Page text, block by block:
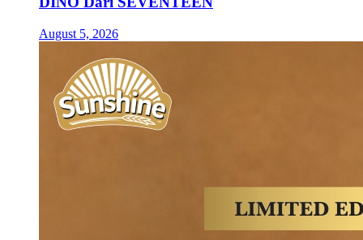
August 5, 2026